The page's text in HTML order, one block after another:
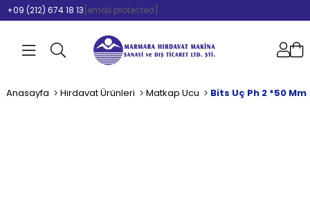
+09 (212) 674 18 13 [email protected]
Anasayfa Hırdavat Ürünleri Matkap Ucu Bits Uç Ph 2 *50 Mm